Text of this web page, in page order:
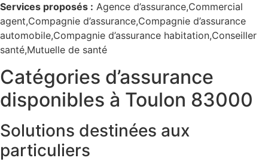
Services proposés : Agence d’assurance,Commercial
agent,Compagnie d’assurance,Compagnie d’assurance
automobile,Compagnie d’assurance habitation,Conseiller
santé,Mutuelle de santé
Catégories d’assurance
disponibles à Toulon 83000
Solutions destinées aux
particuliers